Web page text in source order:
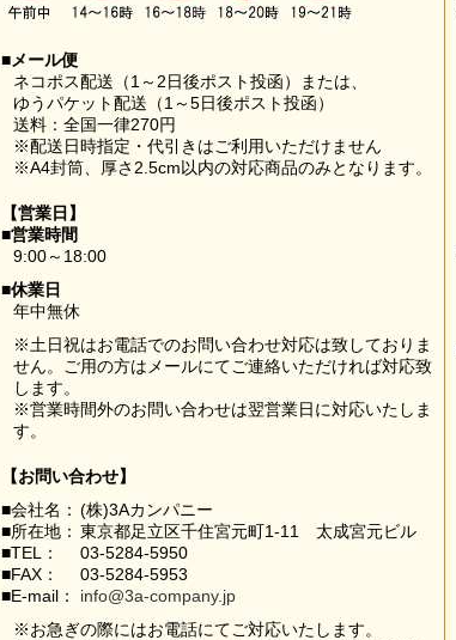
■メール便
ネコポス配送（1～2日後ポスト投函）または、
ゆうパケット配送（1～5日後ポスト投函）
送料：全国一律270円
※配送日時指定・代引きはご利用いただけません
※A4封筒、厚さ2.5cm以内の対応商品のみとなります。
【営業日】
■営業時間
9:00～18:00
■休業日
年中無休
※土日祝はお電話でのお問い合わせ対応は致しておりま
せん。ご用の方はメールにてご連絡いただければ対応致
します。
※営業時間外のお問い合わせは翌営業日に対応いたしま
す。
【お問い合わせ】
■会社名： (株)3Aカンパニー
■所在地： 東京都足立区千住宮元町1-11 太成宮元ビル
■TEL：
03-5284-5950
■FAX：
03-5284-5953
■E-mail：
info@3a-company.jp
※お急ぎの際にはお電話にてご対応いたします。